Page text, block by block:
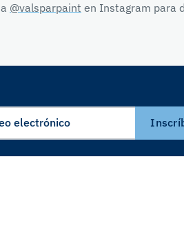
@valsparpaint en Instagram para